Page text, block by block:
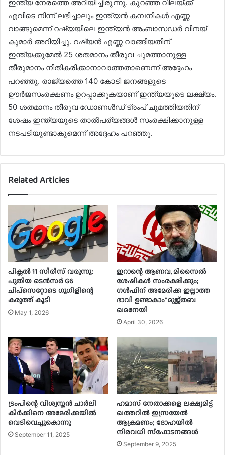
ഇന്ത്യ നേരത്തെ അറിയിച്ചിരുന്നു. കുറഞ്ഞ വിലയ്ക്ക്
എവിടെ നിന്ന് ലഭിച്ചാലും ഇന്ത്യൻ കമ്പനികൾ എണ്ണ
വാങ്ങുമെന്ന് റഷ്യയിലെ ഇന്ത്യൻ അംബാസഡർ വിനയ്
കുമാർ അറിയിച്ചു. റഷ്യൻ എണ്ണ വാങ്ങിയതിന്
ഇന്ത്യക്കുമേൽ 25 ശതമാനം തീരുവ ചുമത്താനുള്ള
തീരുമാനം നീതികരിക്കാനാവാത്തതാണെന്ന് അദ്ദേഹം
പറഞ്ഞു. രാജ്യത്തെ 140 കോടി ജനങ്ങളുടെ
ഊർജസംരക്ഷണം ഉറപ്പാക്കുകയാണ് ഇന്ത്യയുടെ ലക്ഷ്യം.
50 ശതമാനം തീരുവ ഡോണൾഡ് ട്രംപ് ചുമത്തിയതിന്
ശേഷം ഇന്ത്യയുടെ താൽപര്യങ്ങൾ സംരക്ഷിക്കാനുള്ള
നടപടിയുണ്ടാകുമെന്ന് അദ്ദേഹം പറഞ്ഞു.
Related Articles
പിക്സൽ 11 സീരീസ് വരുന്നു:
പുതിയ ടെൻസർ G6
ചിപ്‌സെറ്റോടെ ഗൂഗിളിന്റെ
കരുത്ത് കൂടി
May 1, 2026
ഇറാന്റെ ആണവ, മിസൈൽ
ശേഷികൾ സംരക്ഷിക്കും;
ഗൾഫിന് അമേരിക്ക ഇല്ലാത്ത
ഭാവി ഉണ്ടാകാം” മുജ്‌തബ
ഖമനേയി
April 30, 2026
ട്രംപിന്റെ വിശ്വസ്തന്‍ ചാര്‍ലി
കിര്‍ക്കിനെ അമേരിക്കയില്‍
വെടിവെച്ചുകൊന്നു
September 11, 2025
ഹമാസ് നേതാക്കളെ ലക്ഷ്യമിട്ട്
ഖത്തറില്‍ ഇസ്രയേല്‍
ആക്രമണം; ദോഹയില്‍
നിരവധി സ്‌ഫോടനങ്ങള്‍
September 9, 2025